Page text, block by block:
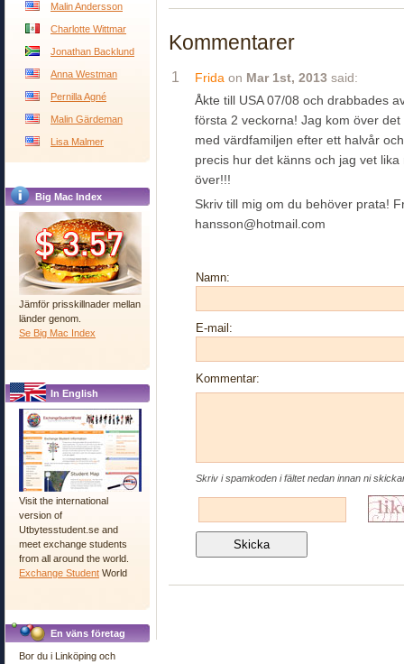
Malin Andersson
Charlotte Wittmar
Jonathan Backlund
Anna Westman
Pernilla Agné
Malin Gärdeman
Lisa Malmer
Big Mac Index
Jämför prisskillnader mellan
länder genom.
Se Big Mac Index
In English
Visit the international
version of
Utbytesstudent.se and
meet exchange students
from all around the world.
Exchange Student World
En väns företag
Bor du i Linköping och
Kommentarer
1 Frida on Mar 1st, 2013 said:
Åkte till USA 07/08 och drabbades
första 2 veckorna! Jag kom över
med värdfamiljen efter ett halvår
precis hur det känns och jag vet
över!!!
Skriv till mig om du behöver prata!
hansson@hotmail.com
Namn:
E-mail:
Kommentar:
Skriv i spamkoden i fältet nedan innan ni